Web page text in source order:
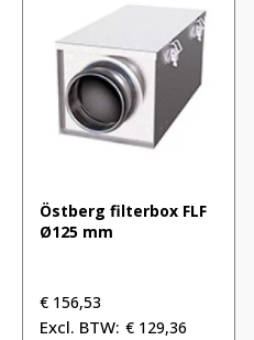
Östberg filterbox FLF
Ø125 mm
€ 156,53
€ 129,36